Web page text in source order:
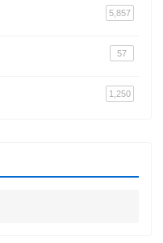
5,857
57
1,250